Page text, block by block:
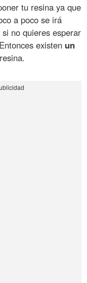
tu resina ya que
a poco se irá
no quieres esperar
existen un